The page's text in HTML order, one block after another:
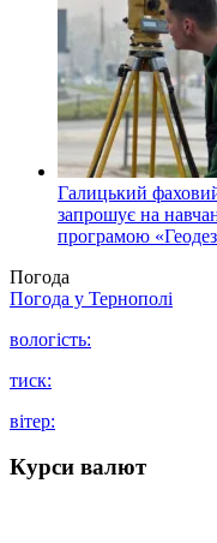
Галицький
запрошує на
програмою
Погода
Погода у Тернополі
вологість:
тиск:
вітер:
Курси валют